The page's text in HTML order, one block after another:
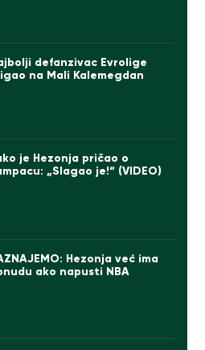
defanzivac Evrolige
na Mali Kalemegdan
je Hezonja pričao o
„Slagao je!“ (VIDEO)
Hezonja već ima
ako napusti NBA